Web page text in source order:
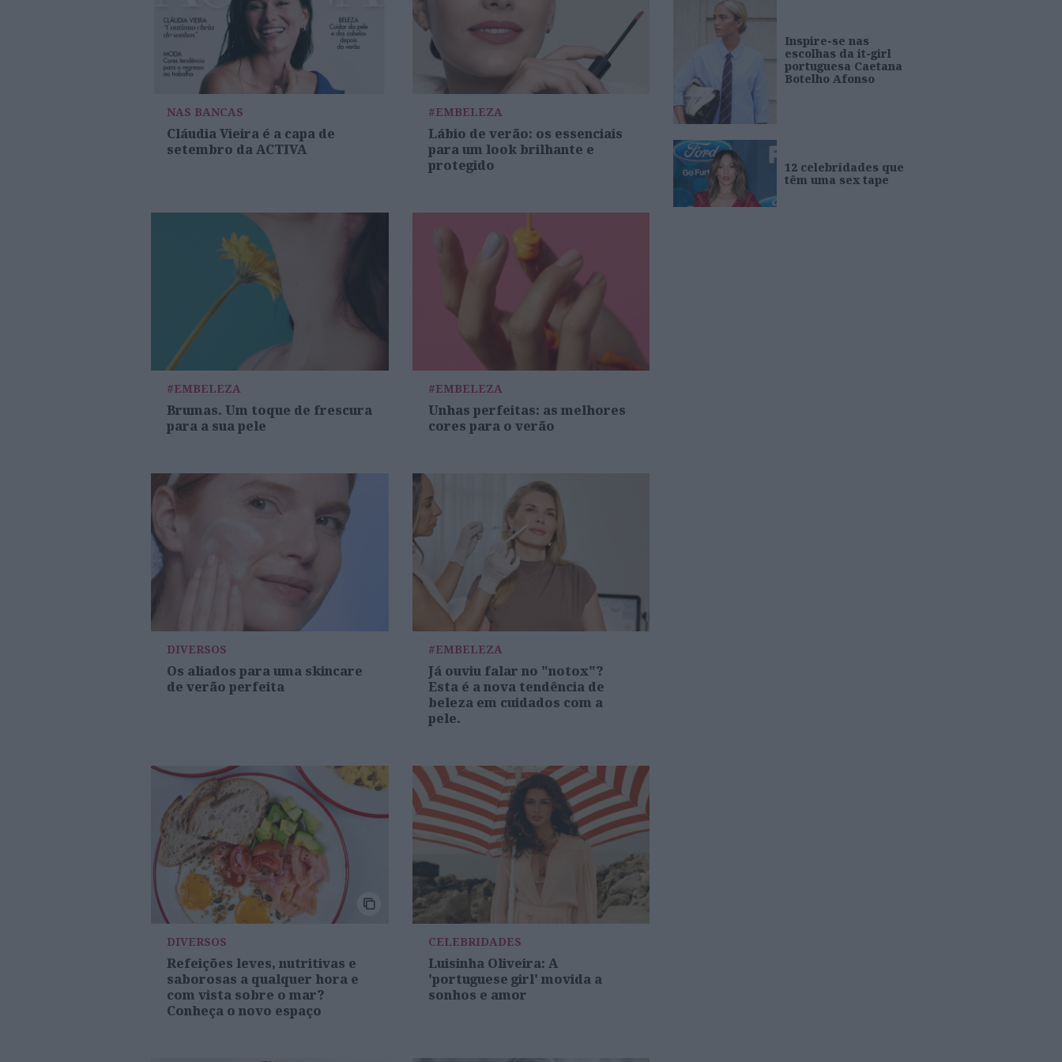
NAS BANCAS
Cláudia Vieira é a capa de
setembro da ACTIVA
#EMBELEZA
Lábio de verão: os essenciais
para um look brilhante e
protegido
#EMBELEZA
Brumas. Um toque de frescura
para a sua pele
#EMBELEZA
Unhas perfeitas: as melhores
cores para o verão
DIVERSOS
Os aliados para uma skincare
de verão perfeita
#EMBELEZA
Já ouviu falar no "notox"?
Esta é a nova tendência de
beleza em cuidados com a
pele.
DIVERSOS
Refeições leves, nutritivas e
saborosas a qualquer hora e
com vista sobre o mar?
Conheça o novo espaço
CELEBRIDADES
Luisinha Oliveira: A
'portuguese girl' movida a
sonhos e amor
Inspire-se nas
escolhas da it-girl
portuguesa Caetana
Botelho Afonso
12 celebridades que
têm uma sex tape